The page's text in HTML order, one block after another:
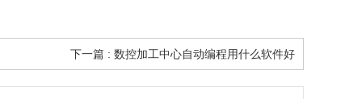
下一篇 : 数控加工中心自动编程用什么软件好